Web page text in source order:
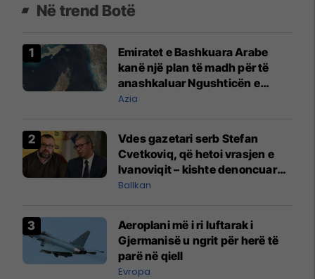
Në trend Botë
Emiratet e Bashkuara Arabe
kanë një plan të madh për të
anashkaluar Ngushticën e
Hormuzit
Azia
Vdes gazetari serb Stefan
Cvetkoviq, që hetoi vrasjen e
Ivanoviqit – kishte denoncuar
kërcënime ndaj vëllezërve
Ballkan
Aeroplani më i ri luftarak i
Gjermanisë u ngrit për herë të
parë në qiell
Evropa